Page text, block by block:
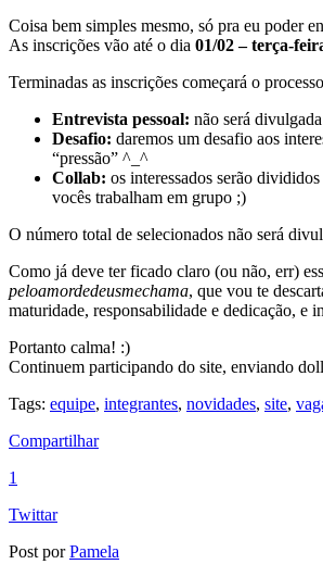
Coisa bem simples mesmo, só pra eu poder
As inscrições vão até o dia 01/02 – terça-
Terminadas as inscrições começará o
Entrevista pessoal: não será
Desafio: daremos um desafio aos
“pressão” ^_^
Collab: os interessados serão
vocês trabalham em grupo ;)
O número total de selecionados não será
Como já deve ter ficado claro (ou não, err)
peloamordedeusmechama, que vou te
maturidade, responsabilidade e dedicação, e
Portanto calma! :)
Continuem participando do site, enviando
Tags: equipe, integrantes, novidades, site,
Compartilhar
1
Twittar
Post porPamela